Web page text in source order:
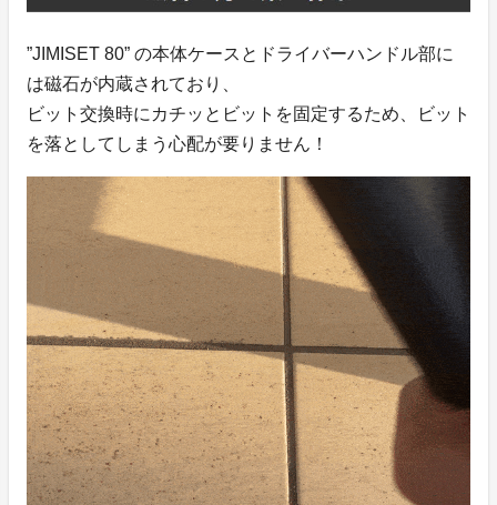
”JIMISET 80” の本体ケースとドライバーハンドル部に
は磁石が内蔵されており、
ビット交換時にカチッとビットを固定するため、ビット
を落としてしまう心配が要りません！